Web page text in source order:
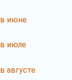
в июне
в июле
августе